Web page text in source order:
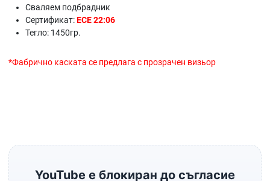
Сваляем подбрадник
Сертификат:ECE 22:06
Тегло: 1450гр.
*Фабрично каската се предлага с прозрачен визьор
YouTube е блокиран до съгласие